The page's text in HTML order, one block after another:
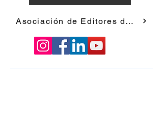
Asociación de Editores de Andorra